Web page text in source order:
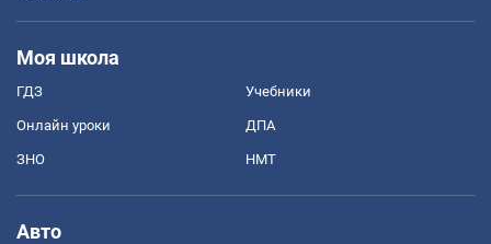
Моя школа
ГДЗ Учебники
Онлайн уроки ДПА
ЗНО НМТ
Авто